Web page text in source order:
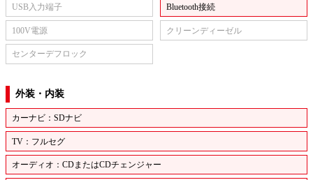
USB入力端子 Bluetooth接続
100V電源 クリーンディーゼル
センターデフロック
外装・内装
カーナビ：SDナビ
TV：フルセグ
オーディオ：CDまたはCDチェンジャー